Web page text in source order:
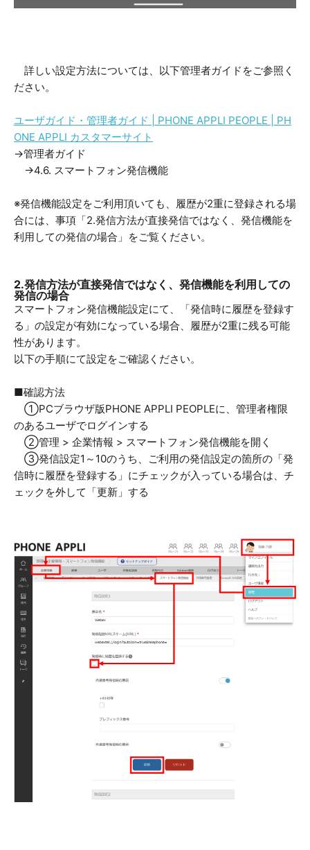
詳しい設定方法については、以下管理者ガイドをご参照く
ださい。
ユーザガイド・管理者ガイド | PHONE APPLI PEOPLE | PH
ONE APPLI カスタマーサイト
→管理者ガイド
→4.6. スマートフォン発信機能
※発信機能設定をご利用頂いても、履歴が2重に登録される場
合には、事項「2.発信方法が直接発信ではなく、発信機能を
利用しての発信の場合」をご覧ください。
2.発信方法が直接発信ではなく、発信機能を利用しての
発信の場合
スマートフォン発信機能設定にて、「発信時に履歴を登録す
る」の設定が有効になっている場合、履歴が2重に残る可能
性があります。
以下の手順にて設定をご確認ください。
■確認方法
①PCブラウザ版PHONE APPLI PEOPLEに、管理者権限
のあるユーザでログインする
②管理 > 企業情報 > スマートフォン発信機能を開く
③発信設定1～10のうち、ご利用の発信設定の箇所の「発
信時に履歴を登録する」にチェックが入っている場合は、チ
ェックを外して「更新」する